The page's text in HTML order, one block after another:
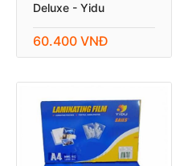
Deluxe - Yidu
60.400 VNĐ